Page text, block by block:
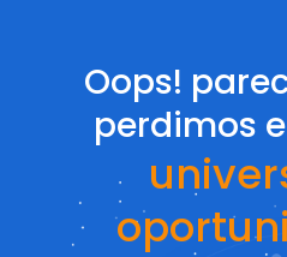
Oops!
perdimos